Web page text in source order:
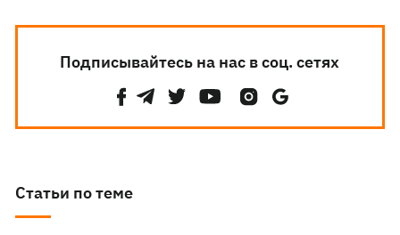
Подписывайтесь на нас в соц. сетях
Статьи по теме